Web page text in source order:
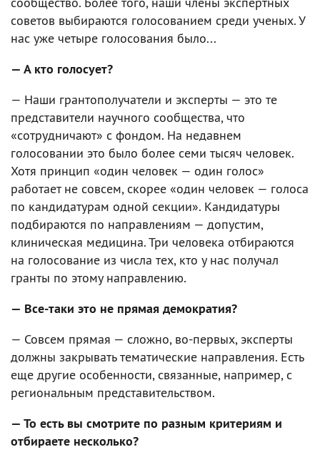
советов выбираются голосованием среди ученых. У
нас уже четыре голосования было...
— А кто голосует?
— Наши грантополучатели и эксперты — это те
представители научного сообщества, что
«сотрудничают» с фондом. На недавнем
голосовании это было более семи тысяч человек.
Хотя принцип «один человек — один голос»
работает не совсем, скорее «один человек — голоса
по кандидатурам одной секции». Кандидатуры
подбираются по направлениям — допустим,
клиническая медицина. Три человека отбираются
на голосование из числа тех, кто у нас получал
гранты по этому направлению.
— Все-таки это не прямая демократия?
— Совсем прямая — сложно, во-первых, эксперты
должны закрывать тематические направления. Есть
еще другие особенности, связанные, например, с
региональным представительством.
— То есть вы смотрите по разным критериям и
отбираете несколько?